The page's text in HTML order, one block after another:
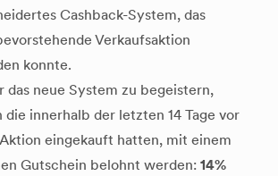
Cashback-System, das
Verkaufsaktion
konnte.
das neue System zu begeistern,
die innerhalb der letzten 14 Tage vor
eingekauft hatten, mit einem
Gutschein belohnt werden: 14%